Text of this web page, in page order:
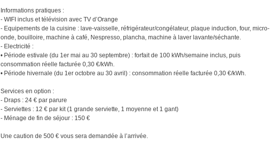
Informations pratiques :
- WIFI inclus et télévision avec TV d’Orange
- Equipements de la cuisine : lave-vaisselle, réfrigérateur/congélateur, plaque induction, four, micro-
onde, bouilloire, machine à café, Nespresso, plancha, machine à laver lavante/séchante.
- Electricité :
• Période estivale (du 1er mai au 30 septembre) : forfait de 100 kWh/semaine inclus, puis
consommation réelle facturée 0,30 €/kWh.
• Période hivernale (du 1er octobre au 30 avril) : consommation réelle facturée 0,30 €/kWh.
Services en option :
- Draps : 24 € par parure
- Serviettes : 12 € par kit (1 grande serviette, 1 moyenne et 1 gant)
- Ménage de fin de séjour : 150 €
Une caution de 500 € vous sera demandée à l’arrivée.